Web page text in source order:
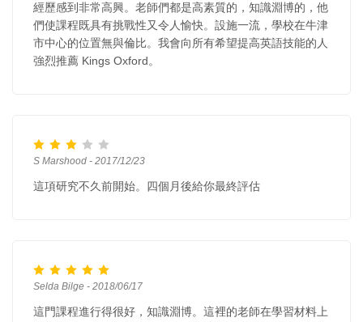
經歷感到非常高興。老師們都是高素質的，知識淵博的，他
們使課程既具有挑戰性又令人愉快。設施一流，學校在牛津
市中心的位置無與倫比。我會向所有希望提高英語技能的人
強烈推薦 Kings Oxford。
S Marshood - 2017/12/23
這項研究不久前開始。四個月後給你最終評估
Selda Bilge - 2018/06/17
這門課程進行得很好，知識淵博。這裡的老師在學習材料上